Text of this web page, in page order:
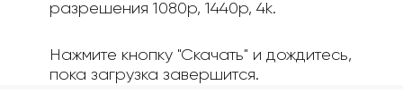
разрешения 1080p, 1440p, 4k.
Нажмите кнопку "Скачать" и дождитесь,
пока загрузка завершится.